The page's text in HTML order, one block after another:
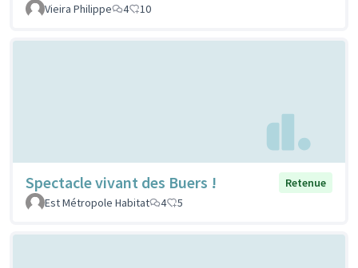
Vieira Philippe
4 10
Spectacle vivant des Buers !
Retenue
Est Métropole Habitat
4 5